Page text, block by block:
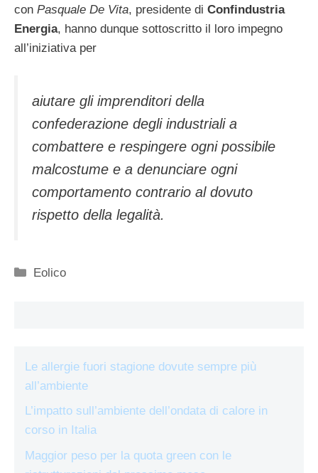
con Pasquale De Vita, presidente di Confindustria
Energia, hanno dunque sottoscritto il loro impegno
all’iniziativa per
aiutare gli imprenditori della
confederazione degli industriali a
combattere e respingere ogni possibile
malcostume e a denunciare ogni
comportamento contrario al dovuto
rispetto della legalità.
Categorie
Eolico
Le allergie fuori stagione dovute sempre più
all’ambiente
L’impatto sull’ambiente dell’ondata di calore in
corso in Italia
Maggior peso per la quota green con le